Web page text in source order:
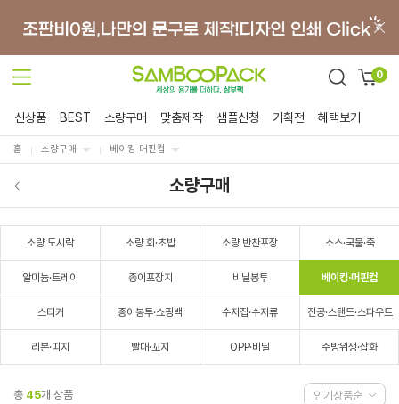
0
신상품 BEST 소량구매 맞춤제작 샘플신청 기획전 혜택보기
홈 소량구매 베이킹·머핀컵
소량구매
소량 도시락 소량 회·초밥 소량 반찬포장 소스·국물·죽
알미늄·트레이 종이포장지 비닐봉투 베이킹·머핀컵
스티커 종이봉투·쇼핑백 수저집·수저류 진공·스탠드·스파우트
리본·띠지 빨대·꼬지 OPP·비닐 주방위생·잡화
총 45개 상품